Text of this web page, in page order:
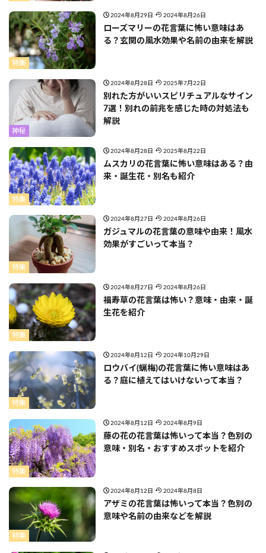
特集
2024年8月29日 2024年8月26日
ローズマリーの花言葉に怖い意味はあ
る？玄関の風水効果や名前の由来を解説
神秘
2024年8月28日 2025年7月22日
別れた方がいいスピリチュアルなサイン
7選！別れの前兆を感じた時の対処法も
解説
特集
2024年8月28日 2025年8月22日
ムスカリの花言葉に怖い意味はある？由
来・誕生花・別名も紹介
特集
2024年8月27日 2024年8月26日
ガジュマルの花言葉の意味や由来！風水
効果がすごいって本当？
特集
2024年8月27日 2024年8月26日
福寿草の花言葉は怖い？意味・由来・誕
生花を紹介
特集
2024年8月12日 2024年10月29日
ロウバイ(蝋梅)の花言葉に怖い意味はあ
る？庭に植えてはいけないって本当？
特集
2024年8月12日 2024年8月9日
藤の花の花言葉は怖いって本当？色別の
意味・別名・おすすめスポットを紹介
特集
2024年8月12日 2024年8月8日
アザミの花言葉は怖いって本当？色別の
意味や名前の由来などを解説